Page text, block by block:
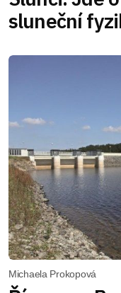
sluneční
Michaela Prokopová